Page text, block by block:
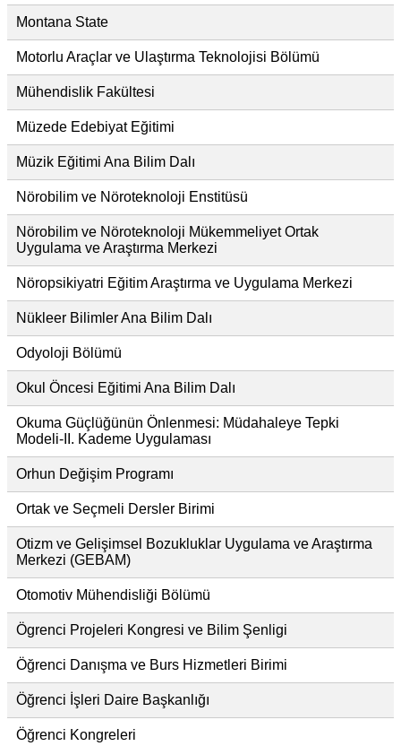
Montana State
Motorlu Araçlar ve Ulaştırma Teknolojisi Bölümü
Mühendislik Fakültesi
Müzede Edebiyat Eğitimi
Müzik Eğitimi Ana Bilim Dalı
Nörobilim ve Nöroteknoloji Enstitüsü
Nörobilim ve Nöroteknoloji Mükemmeliyet Ortak
Uygulama ve Araştırma Merkezi
Nöropsikiyatri Eğitim Araştırma ve Uygulama Merkezi
Nükleer Bilimler Ana Bilim Dalı
Odyoloji Bölümü
Okul Öncesi Eğitimi Ana Bilim Dalı
Okuma Güçlüğünün Önlenmesi: Müdahaleye Tepki
Modeli-II. Kademe Uygulaması
Orhun Değişim Programı
Ortak ve Seçmeli Dersler Birimi
Otizm ve Gelişimsel Bozukluklar Uygulama ve Araştırma
Merkezi (GEBAM)
Otomotiv Mühendisliği Bölümü
Ögrenci Projeleri Kongresi ve Bilim Şenligi
Öğrenci Danışma ve Burs Hizmetleri Birimi
Öğrenci İşleri Daire Başkanlığı
Öğrenci Kongreleri